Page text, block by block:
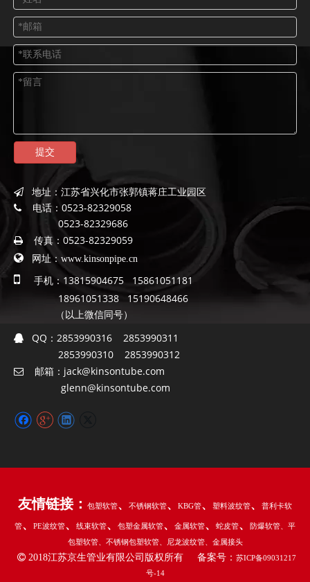
提交
 地址： 江苏省兴化市张郭镇蒋庄工业园区
 电话： 0523-82329058
0523-82329686
 传真： 0523-82329059
 网址： www.kinsonpipe.cn

手机：13815904675 15861051181
18961051338 15190648466
（以上微信同号）
 QQ： 2853990316 2853990311
2853990310 2853990312
 邮箱： jack@kinsontube.com
glenn@kinsontube.com
友情链接： 包塑软管、 不锈钢软管、 KBG管、 塑料波纹管、 普利卡软
管、 PE波纹管、 线束软管、 包塑金属软管、 金属软管、 蛇皮管、 防爆软管 、平
包塑软管、不锈钢包塑软管、尼龙波纹管、金属接头
 2018江苏京生管业有限公司版权所有 备案号： 苏ICP备09031217
号-14